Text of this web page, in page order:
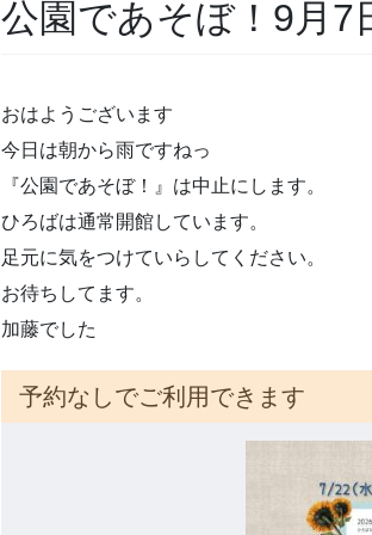
公園であそぼ！9月7
おはようございます
今日は朝から雨ですねっ
『公園であそぼ！』は中止にします。
ひろばは通常開館しています。
足元に気をつけていらしてください。
お待ちしてます。
加藤でした
予約なしでご利用できます